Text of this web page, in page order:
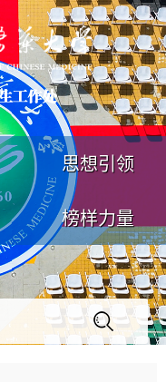
思想引领
榜样力量